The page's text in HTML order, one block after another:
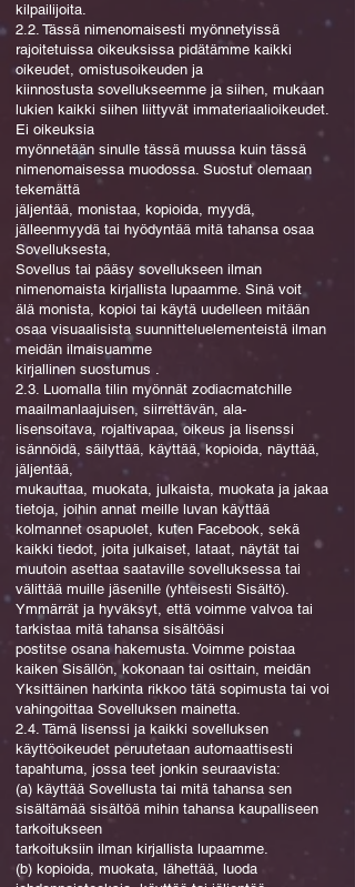
kilpailijoita.
2.2. Tässä nimenomaisesti myönnetyissä
rajoitetuissa oikeuksissa pidätämme kaikki
oikeudet, omistusoikeuden ja
kiinnostusta sovellukseemme ja siihen, mukaan
lukien kaikki siihen liittyvät immateriaalioikeudet.
Ei oikeuksia
myönnetään sinulle tässä muussa kuin tässä
nimenomaisessa muodossa. Suostut olemaan
tekemättä
jäljentää, monistaa, kopioida, myydä,
jälleenmyydä tai hyödyntää mitä tahansa osaa
Sovelluksesta,
Sovellus tai pääsy sovellukseen ilman
nimenomaista kirjallista lupaamme. Sinä voit
älä monista, kopioi tai käytä uudelleen mitään
osaa visuaalisista suunnitteluelementeistä ilman
meidän ilmaisuamme
kirjallinen suostumus .
2.3. Luomalla tilin myönnät zodiacmatchille
maailmanlaajuisen, siirrettävän, ala-
lisensoitava, rojaltivapaa, oikeus ja lisenssi
isännöidä, säilyttää, käyttää, kopioida, näyttää,
jäljentää,
mukauttaa, muokata, julkaista, muokata ja jakaa
tietoja, joihin annat meille luvan käyttää
kolmannet osapuolet, kuten Facebook, sekä
kaikki tiedot, joita julkaiset, lataat, näytät tai
muutoin asettaa saataville sovelluksessa tai
välittää muille jäsenille (yhteisesti Sisältö).
Ymmärrät ja hyväksyt, että voimme valvoa tai
tarkistaa mitä tahansa sisältöäsi
postitse osana hakemusta. Voimme poistaa
kaiken Sisällön, kokonaan tai osittain, meidän
Yksittäinen harkinta rikkoo tätä sopimusta tai voi
vahingoittaa Sovelluksen mainetta.
2.4. Tämä lisenssi ja kaikki sovelluksen
käyttöoikeudet peruutetaan automaattisesti
tapahtuma, jossa teet jonkin seuraavista:
(a) käyttää Sovellusta tai mitä tahansa sen
sisältämää sisältöä mihin tahansa kaupalliseen
tarkoitukseen
tarkoituksiin ilman kirjallista lupaamme.
(b) kopioida, muokata, lähettää, luoda